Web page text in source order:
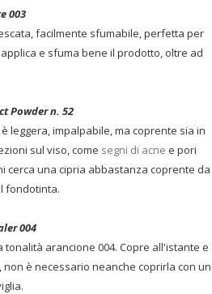
003
facilmente sfumabile, perfetta per
e sfuma bene il prodotto, oltre ad
Powder n. 52
leggera, impalpabile, ma coprente sia in
sul viso, come segni di acne e pori
cerca una cipria abbastanza coprente da
fondotinta.
004
arancione 004. Copre all'istante e
è necessario neanche coprirla con un